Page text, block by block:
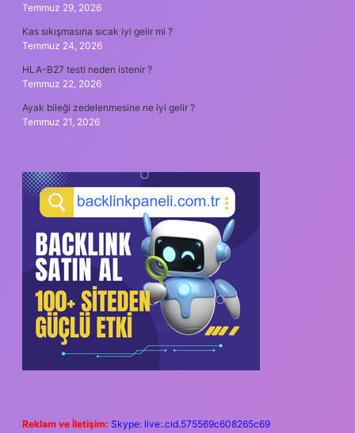
Temmuz 29, 2026
Kas sıkışmasına sıcak iyi gelir mi ?
Temmuz 24, 2026
HLA-B27 testi neden istenir ?
Temmuz 22, 2026
Ayak bileği zedelenmesine ne iyi gelir ?
Temmuz 21, 2026
Reklam ve İletişim: Skype: live:.cid.575569c608265c69